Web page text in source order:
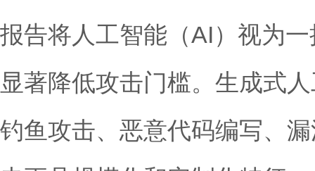
报告将人工智能（AI）视为
显著降低攻击门槛。生成式
钓鱼攻击、恶意代码编写、